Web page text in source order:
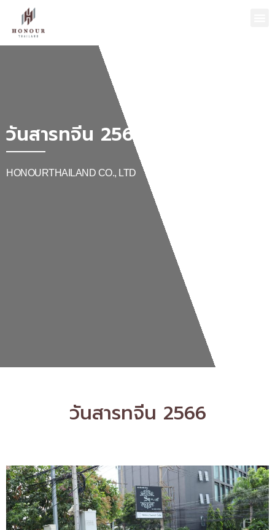
วันสารทจีน 2566
HONOURTHAILAND CO., LTD
วันสารทจีน 2566